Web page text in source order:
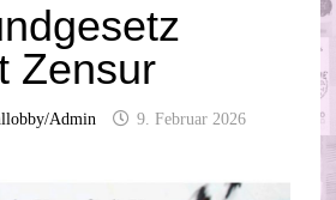
Zensur
Admin 9. Februar 2026